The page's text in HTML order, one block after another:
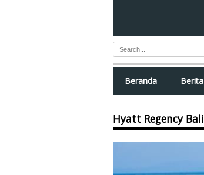
Beranda Berita
Hyatt Regency Bali